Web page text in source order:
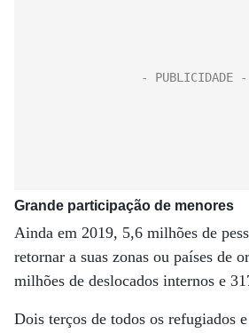
Grande participação de menores
Ainda em 2019, 5,6 milhões de
retornar a suas zonas ou países de
milhões de deslocados internos e
Dois terços de todos os refugiados